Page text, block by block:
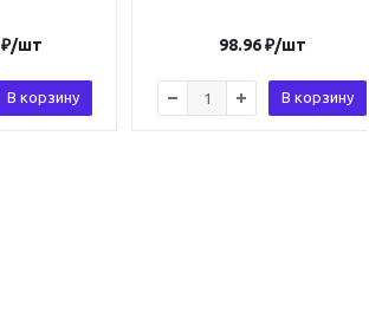
₽/шт
В корзину
98.96₽/шт
В корзину